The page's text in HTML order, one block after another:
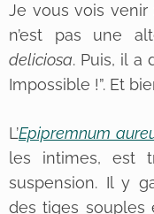
Je vous vois venir
n’est pas une
deliciosa. Puis, il a
Impossible !”. Et
L’Epipremnum
les intimes, est
suspension. Il y
des tiges